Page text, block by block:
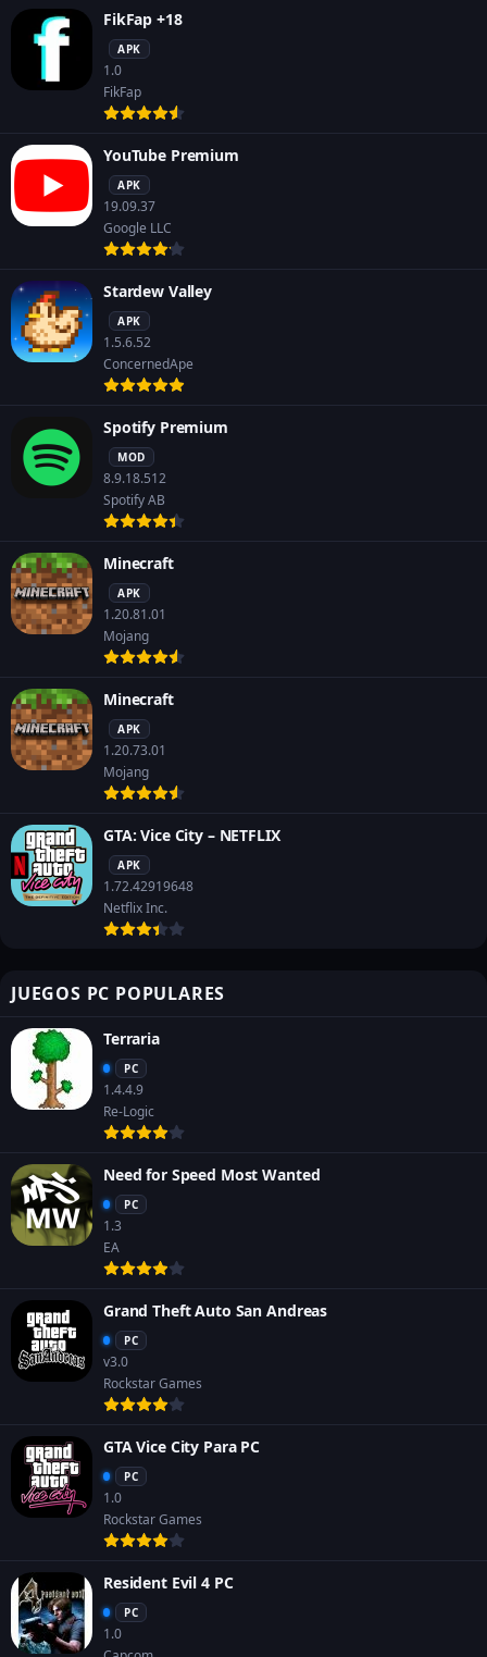
FikFap +18
APK
1.0
FikFap
YouTube Premium
APK
19.09.37
Google LLC
Stardew Valley
APK
1.5.6.52
ConcernedApe
Spotify Premium
MOD
8.9.18.512
Spotify AB
Minecraft
APK
1.20.81.01
Mojang
Minecraft
APK
1.20.73.01
Mojang
GTA: Vice City – NETFLIX
APK
1.72.42919648
Netflix Inc.
JUEGOS PC POPULARES
Terraria
PC
1.4.4.9
Re-Logic
Need for Speed Most Wanted
PC
1.3
EA
Grand Theft Auto San Andreas
PC
v3.0
Rockstar Games
GTA Vice City Para PC
PC
1.0
Rockstar Games
Resident Evil 4 PC
PC
1.0